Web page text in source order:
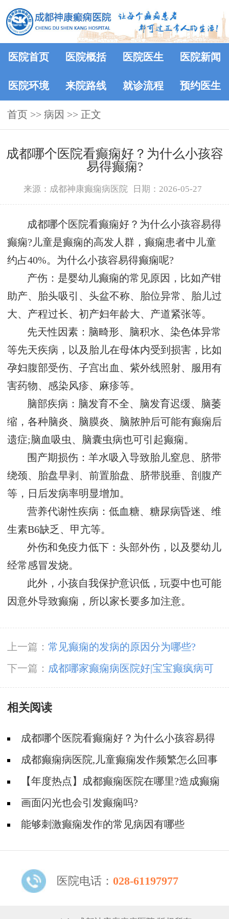
医院首页 医院概括 医院医生 医院新闻
医院环境 来院路线 就诊流程 预约医生
首页 >> 病因 >> 正文
成都哪个医院看癫痫好？为什么小孩容
易得癫痫?
来源：成都神康癫痫病医院 日期：2026-05-27
成都哪个医院看癫痫好？为什么小孩容易得
癫痫?儿童是癫痫的高发人群，癫痫患者中儿童
约占40%。为什么小孩容易得癫痫呢?
产伤：是婴幼儿癫痫的常见原因，比如产钳
助产、胎头吸引、头盆不称、胎位异常、胎儿过
大、产程过长、初产妇年龄大、产道紧张等。
先天性因素：脑畸形、脑积水、染色体异常
等先天疾病，以及胎儿在母体内受到损害，比如
孕妇腹部受伤、子宫出血、紫外线照射、服用有
害药物、感染风疹、麻疹等。
脑部疾病：脑发育不全、脑发育迟缓、脑萎
缩，各种脑炎、脑膜炎、脑脓肿后可能有癫痫后
遗症;脑血吸虫、脑囊虫病也可引起癫痫。
围产期损伤：羊水吸入导致胎儿窒息、脐带
绕颈、胎盘早剥、前置胎盘、脐带脱垂、剖腹产
等，日后发病率明显增加。
营养代谢性疾病：低血糖、糖尿病昏迷、维
生素B6缺乏、甲亢等。
外伤和免疫力低下：头部外伤，以及婴幼儿
经常感冒发烧。
此外，小孩自我保护意识低，玩耍中也可能
因意外导致癫痫，所以家长要多加注意。
上一篇： 常见癫痫的发病的原因分为哪些?
下一篇： 成都哪家癫痫病医院好|宝宝癫疯病可
以治疗好吗?
相关阅读
成都哪个医院看癫痫好？为什么小孩容易得
癫痫?成都癫痫病医院,儿童癫痫发作频繁怎么回事
【年度热点】成都癫痫医院在哪里?造成癫痫
患儿智力低下的原因是什么?
画面闪光也会引发癫痫吗?
能够刺激癫痫发作的常见病因有哪些
医院电话： 028-61197977